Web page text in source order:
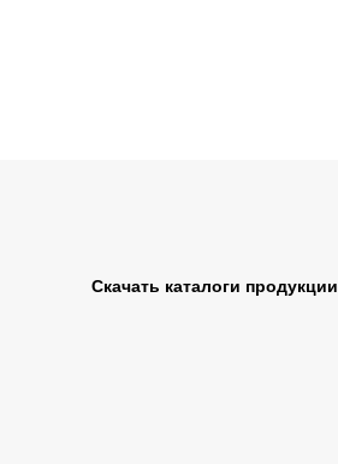
Скачать каталоги продукции